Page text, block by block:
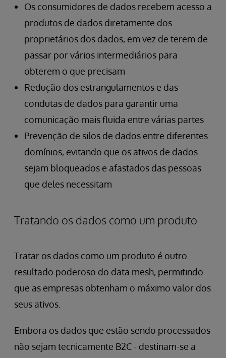
Os consumidores de dados recebem acesso a
produtos de dados diretamente dos
proprietários dos dados, em vez de terem de
passar por vários intermediários para
obterem o que precisam
Redução dos estrangulamentos e das
condutas de dados para garantir uma
comunicação mais fluida entre várias partes
Prevenção de silos de dados entre diferentes
domínios, evitando que os ativos de dados
sejam bloqueados e afastados das pessoas
que deles necessitam
Tratando os dados como um produto
Tratar os dados como um produto é outro
resultado poderoso do data mesh, permitindo
que as empresas obtenham o máximo valor dos
seus ativos.
Embora os dados que estão sendo processados
não sejam tecnicamente B2C - destinam-se a